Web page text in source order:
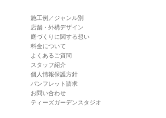
施工例／ジャンル別
店舗・外構デザイン
庭づくりに関する想い
料金について
よくあるご質問
スタッフ紹介
個人情報保護方針
パンフレット請求
お問い合わせ
ティーズガーデンスタジオ